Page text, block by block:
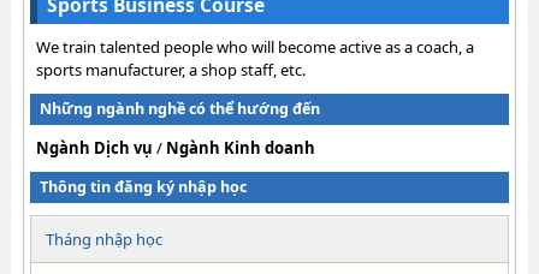
We train talented people who will become active as a coach, a
sports manufacturer, a shop staff, etc.
Những ngành nghề có thể hướng đến
Ngành Dịch vụ / Ngành Kinh doanh
Thông tin đăng ký nhập học
Tháng nhập học